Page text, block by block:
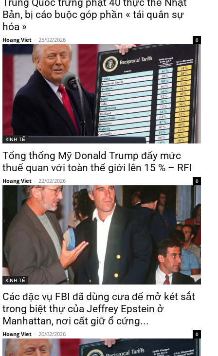
Trung Quốc trừng phạt 40 thực thể Nhật
Bản, bị cáo buộc góp phần « tái quân sự
hóa »
Hoang Viet - 25/02/2026 0
KINH TẾ
Tổng thống Mỹ Donald Trump đẩy mức
thuế quan với toàn thế giới lên 15 % – RFI
Hoang Viet - 22/02/2026 0
KINH TẾ
Các đặc vụ FBI đã dùng cưa để mở két sắt
trong biệt thự của Jeffrey Epstein ở
Manhattan, nơi cất giữ ổ cứng...
Hoang Viet - 20/02/2026 0